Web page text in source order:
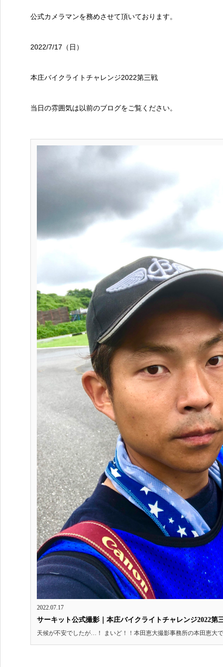
公式カメラマンを務めさせて頂いております。
2022/7/17（日）
本庄バイクライトチャレンジ2022第三戦
当日の雰囲気は以前のブログをご覧ください。
2022.07.17
サーキット公式撮影｜本庄バイクライトチャレンジ2022第
天候が不安でしたが…！ まいど！！本田恵大撮影事務所の本田恵大